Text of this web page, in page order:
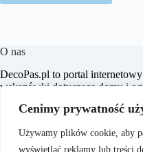
Cenimy prywatność
Używamy plików cookie, aby
wyświetlać reklamy lub treści
O nas
​DecoPas.pl to portal
wskazówki dotyczące domu i
czytelnikom w aranżacji